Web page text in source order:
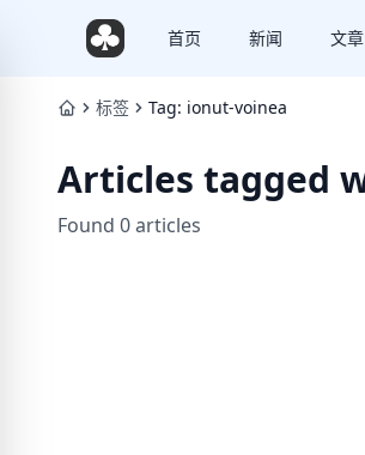
首页 新闻 文章
标签 Tag: ionut-voinea
Articles tagged
Found 0 articles